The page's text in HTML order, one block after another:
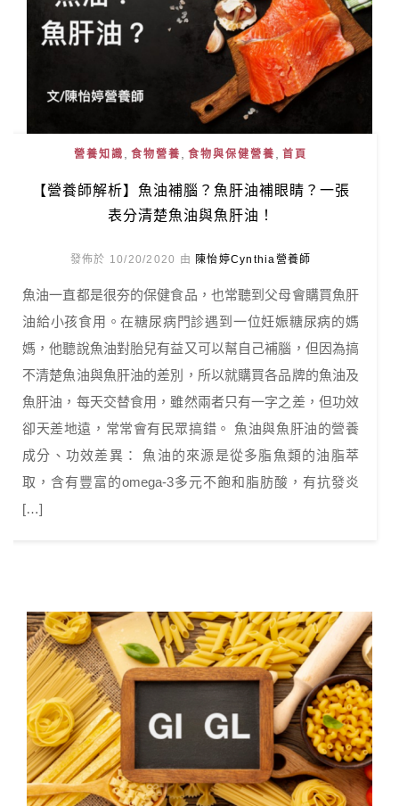
營養知識 食物營養 食物與保健營養 首頁
【營養師解析】魚油補腦？魚肝油補眼睛？一張
表分清楚魚油與魚肝油！
發佈於 10/20/2020 由 陳怡婷Cynthia營養師
魚油一直都是很夯的保健食品，也常聽到父母會購買魚肝
油給小孩食用。在糖尿病門診遇到一位妊娠糖尿病的媽
媽，他聽說魚油對胎兒有益又可以幫自己補腦，但因為搞
不清楚魚油與魚肝油的差別，所以就購買各品牌的魚油及
魚肝油，每天交替食用，雖然兩者只有一字之差，但功效
卻天差地遠，常常會有民眾搞錯。 魚油與魚肝油的營養
成分、功效差異： 魚油的來源是從多脂魚類的油脂萃
取，含有豐富的omega-3多元不飽和脂肪酸，有抗發炎
[…]